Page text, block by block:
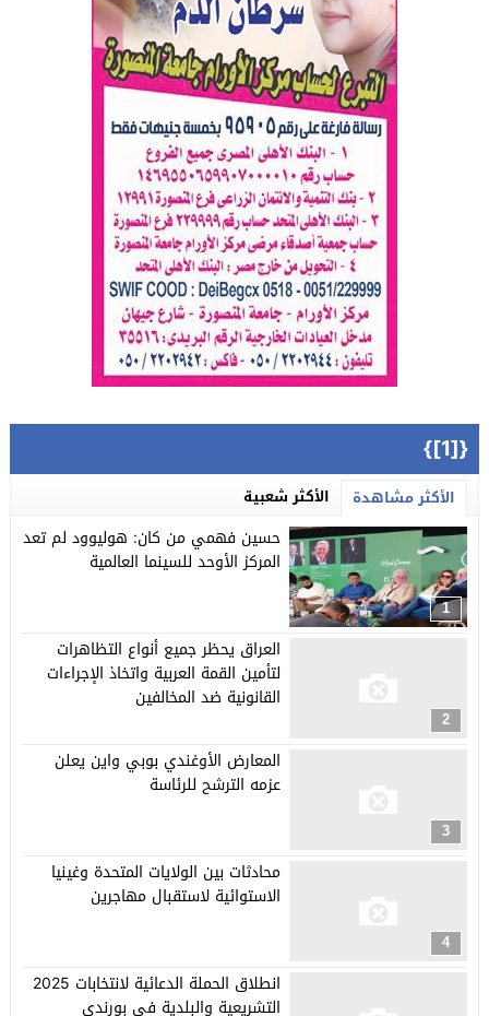
{[1]}
الأكثر مشاهدة الأكثر شعبية
1
حسين فهمي من كان: هوليوود لم تعد
المركز الأوحد للسينما العالمية
2
العراق يحظر جميع أنواع التظاهرات
لتأمين القمة العربية واتخاذ الإجراءات
القانونية ضد المخالفين
3
المعارض الأوغندي بوبي واين يعلن
عزمه الترشح للرئاسة
4
محادثات بين الولايات المتحدة وغينيا
الاستوائية لاستقبال مهاجرين
انطلاق الحملة الدعائية لانتخابات 2025
التشريعية والبلدية في بورندي